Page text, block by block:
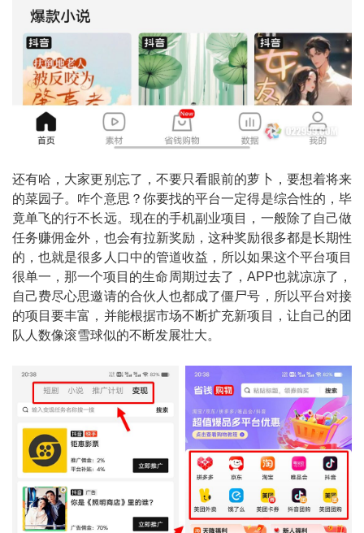
还有哈，大家更别忘了，不要只看眼前的萝卜，要想着将来
的菜园子。咋个意思？你要找的平台一定得是综合性的，毕
竟单飞的行不长远。现在的手机副业项目，一般除了自己做
任务赚佣金外，也会有拉新奖励，这种奖励很多都是长期性
的，也就是很多人口中的管道收益，所以如果这个平台项目
很单一，那一个项目的生命周期过去了，APP也就凉凉了，
自己费尽心思邀请的合伙人也都成了僵尸号，所以平台对接
的项目要丰富，并能根据市场不断扩充新项目，让自己的团
队人数像滚雪球似的不断发展壮大。